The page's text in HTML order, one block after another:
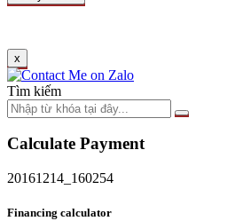
x
Tìm kiếm
Calculate Payment
20161214_160254
Financing calculator